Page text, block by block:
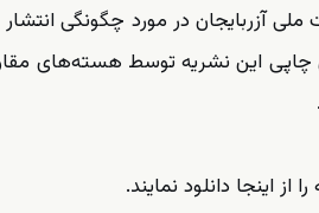
آزربایجان در مورد چگونگی
چاپی این نشریه توسط هسته‌های
از اینجا دانلود نمایند.